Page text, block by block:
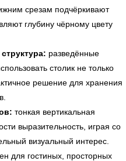
срезам подчёркивают
глубину чёрному цвету
разведённые
столик не только
решение для хранения
тонкая вертикальная
выразительность, играя со
визуальный интерес.
для гостиных, просторных